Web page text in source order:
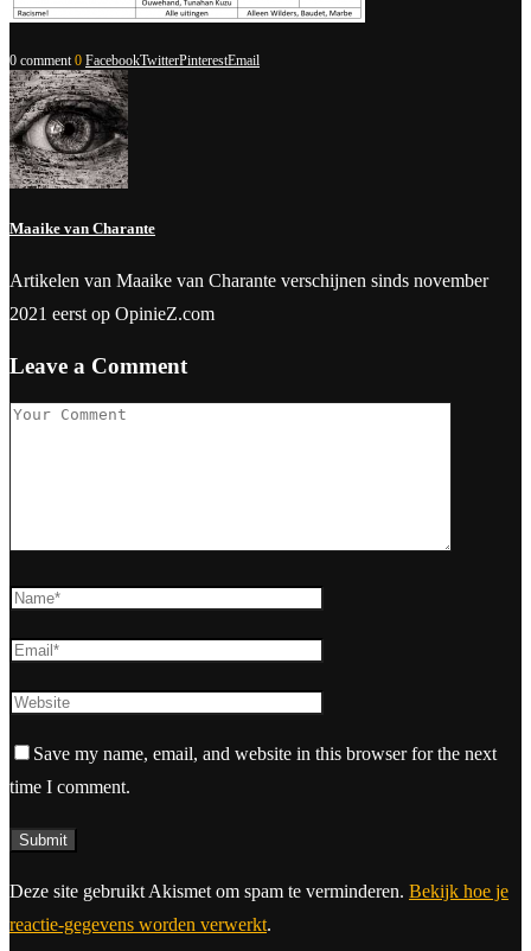
0 comment 0 FacebookTwitterPinterestEmail
Maaike van Charante
Artikelen van Maaike van Charante verschijnen sinds november
2021 eerst op OpinieZ.com
Leave a Comment
Save my name, email, and website in this browser for the next
time I comment.
Deze site gebruikt Akismet om spam te verminderen. Bekijk hoe je
reactie-gegevens worden verwerkt.